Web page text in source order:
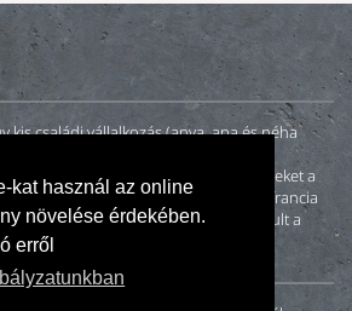
kat használ az online
növelése érdekében.
erről
családi vállalkozás (anya, apa és néha
környezetbarát és egészséges festékeket a
és megkeresett német, angol és francia
közül a Kreidezeit Naturfarben bizonyult a